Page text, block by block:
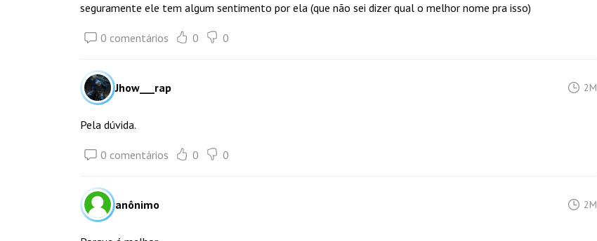
seguramente ele tem algum sentimento por ela (que não sei dizer qual o melhor nome pra isso)
0 comentários 0 0
Jhow___rap 2M
Pela dúvida.
0 comentários 0 0
anônimo 2M